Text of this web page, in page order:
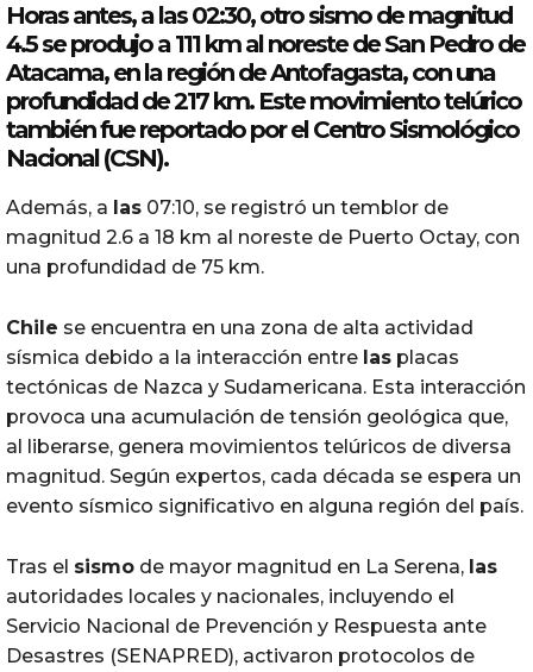
Horas antes, alas02:30, otrosismode magnitud
4.5 se produjo a 111 km al noreste de San Pedro de
Atacama, en la región de Antofagasta, con una
profundidad de 217 km. Este movimiento telúrico
también fue reportado por el Centro Sismológico
Nacional (CSN).
Además, a las 07:10, se registró un temblor de
magnitud 2.6 a 18 km al noreste de Puerto Octay, con
una profundidad de 75 km.
Chile se encuentra en una zona de alta actividad
sísmica debido a la interacción entre las placas
tectónicas de Nazca y Sudamericana. Esta interacción
provoca una acumulación de tensión geológica que,
al liberarse, genera movimientos telúricos de diversa
magnitud. Según expertos, cada década se espera un
evento sísmico significativo en alguna región del país.
Tras el sismo de mayor magnitud en La Serena, las
autoridades locales y nacionales, incluyendo el
Servicio Nacional de Prevención y Respuesta ante
Desastres (SENAPRED), activaron protocolos de